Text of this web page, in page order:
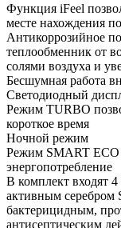
Функция iFeel
месте нахождения
Антикоррозийное
теплообменник от
солями воздуха и
Бесшумная работа
Светодиодный
Режим TURBO
короткое время
Ночной режим
Режим SMART ECO
энергопотребление
В комплект входят
активным
бактерицидным,
антисептическим